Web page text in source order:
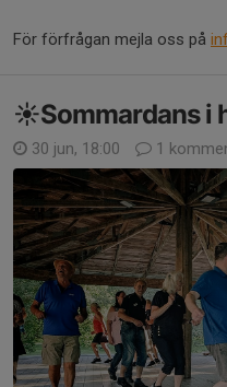
För förfrågan mejla oss på
☀️Sommardans i
30 jun, 18:00 1